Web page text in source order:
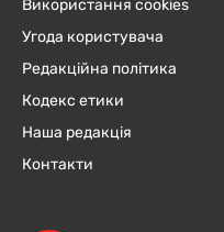
Використання cookies
Угода користувача
Редакційна політика
Кодекс етики
Наша редакція
Контакти